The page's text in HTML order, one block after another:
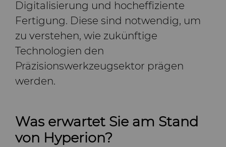
Digitalisierung und hocheffiziente
Fertigung. Diese sind notwendig, um
zu verstehen, wie zukünftige
Technologien den
Präzisionswerkzeugsektor prägen
werden.
Was erwartet Sie am Stand
von Hyperion?